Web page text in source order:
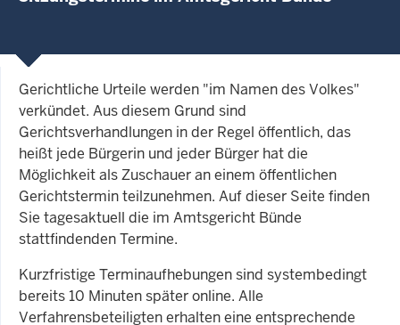
Gerichtliche Urteile werden "im Namen des Volkes"
verkündet. Aus diesem Grund sind
Gerichtsverhandlungen in der Regel öffentlich, das
heißt jede Bürgerin und jeder Bürger hat die
Möglichkeit als Zuschauer an einem öffentlichen
Gerichtstermin teilzunehmen. Auf dieser Seite finden
Sie tagesaktuell die im Amtsgericht Bünde
stattfindenden Termine.
Kurzfristige Terminaufhebungen sind systembedingt
bereits 10 Minuten später online. Alle
Verfahrensbeteiligten erhalten eine entsprechende